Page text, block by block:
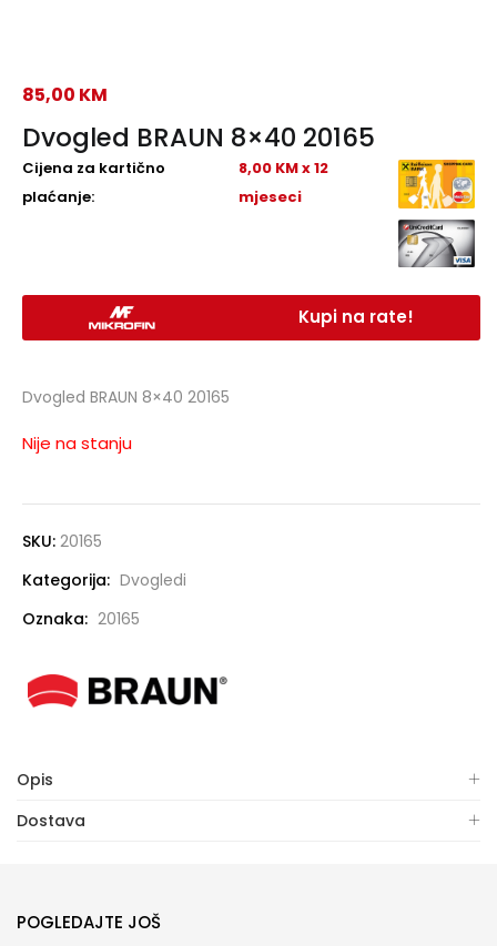
Dvogled BRAUN 8×40 20165
85,00 KM
Cijena za kartično
plaćanje:
8,00 KM x 12
mjeseci
Kupi na rate!
Dvogled BRAUN 8×40 20165
Nije na stanju
SKU: 20165
Kategorija: Dvogledi
Oznaka: 20165
Opis
Dostava
POGLEDAJTE JOŠ